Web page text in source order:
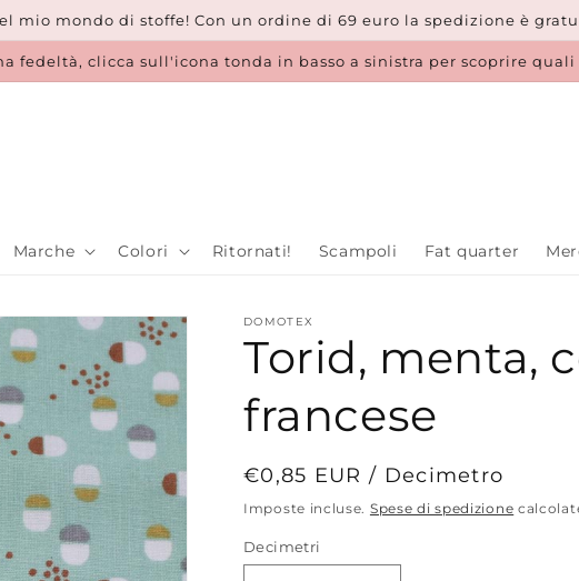
mio mondo di stoffe! Con un ordine di 69 euro la spedizione è
fedeltà, clicca sull'icona tonda in basso a sinistra per scoprire
Marche Colori Ritornati! Scampoli Fat quarter
DOMOTEX
Torid, menta,
francese
Prezzo
di
listino
€0,85 EUR / Decimetro
Imposte incluse. Spese di spedizione
Decimetri